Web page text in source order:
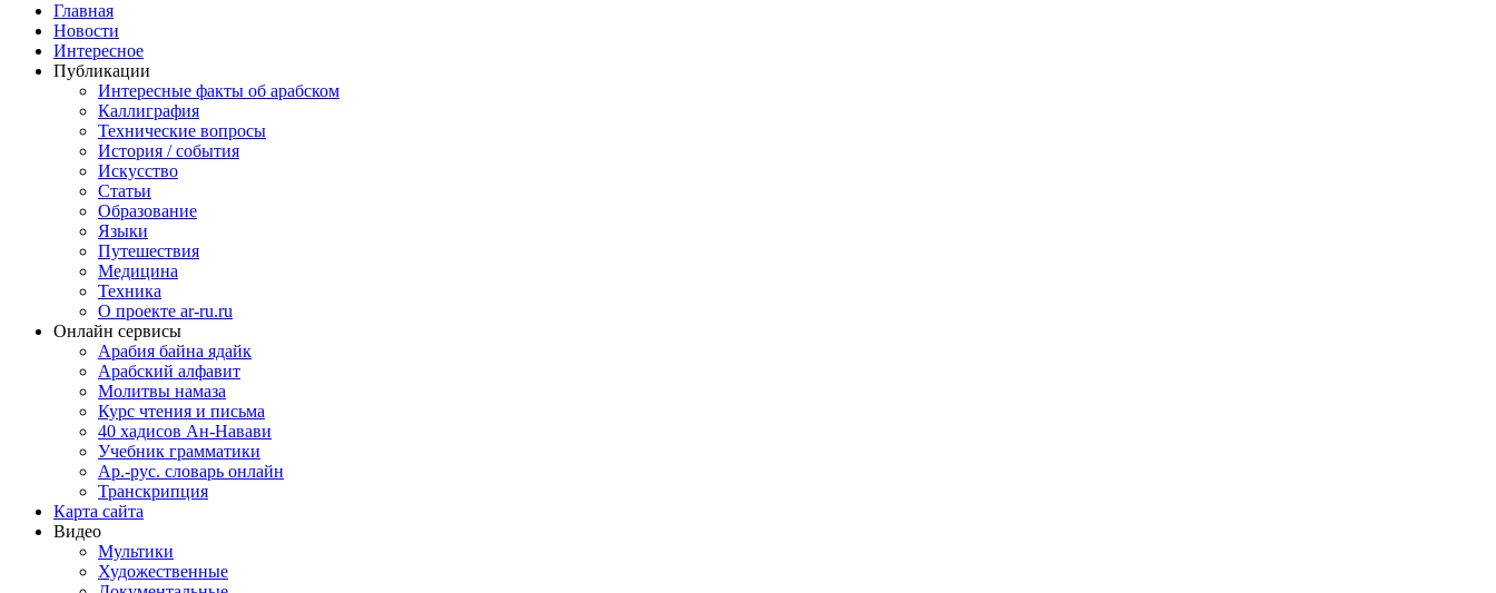
Главная
Новости
Интересное
Публикации
Интересные факты об арабском
Каллиграфия
Технические вопросы
История / события
Искусство
Статьи
Образование
Языки
Путешествия
Медицина
Техника
О проекте ar-ru.ru
Онлайн сервисы
Арабия байна ядайк
Арабский алфавит
Молитвы намаза
Курс чтения и письма
40 хадисов Ан-Навави
Учебник грамматики
Ар.-рус. словарь онлайн
Транскрипция
Карта сайта
Видео
Мультики
Художественные